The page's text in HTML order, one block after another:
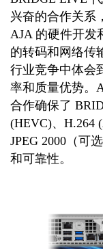
兴奋的合作关系
AJA 的硬件开发
的转码和网络传
行业竞争中体会
率和质量优势。
合作确保了
(HEVC)、H.264
JPEG 2000（可
和可靠性。